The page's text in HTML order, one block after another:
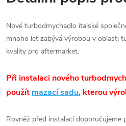
Nové turbodmychadlo italské
mnoho let zabývá výrobou v oblasti
kvality pro aftermarket.
Při instalaci nového
použít mazací sadu, kterou
Rovněž před instalací doporučujeme